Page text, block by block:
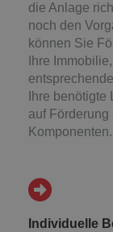
die Anlage
noch den
können Sie
Ihre
Ihre
auf
Komponenten.
Individuelle